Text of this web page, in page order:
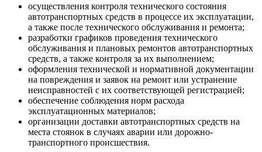
осуществления контроля технического состояния
автотранспортных средств в процессе их эксплуатации,
а также после технического обслуживания и ремонта;
разработки графиков проведения технического
обслуживания и плановых ремонтов автотранспортных
средств, а также контроля за их выполнением;
оформления технической и нормативной документации
на повреждения и заявок на ремонт или устранение
неисправностей с их соответствующей регистрацией;
обеспечение соблюдения норм расхода
эксплуатационных материалов;
организации доставки автотранспортных средств на
места стоянок в случаях аварии или дорожно-
транспортного происшествия.